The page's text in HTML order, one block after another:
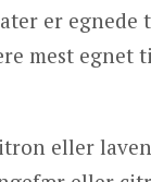
er egnede
mest egnet
eller